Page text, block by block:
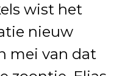
wist het
nieuw
mei van dat